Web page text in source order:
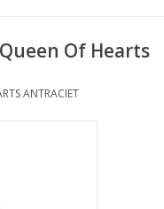
Of Hearts
ANTRACIET